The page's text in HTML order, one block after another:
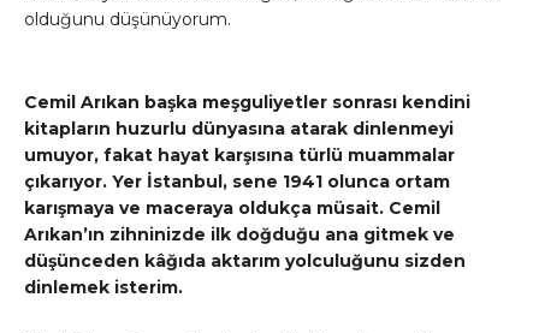
olduğunu düşünüyorum.
Cemil Arıkan başka meşguliyetler sonrası kendini
kitapların huzurlu dünyasına atarak dinlenmeyi
umuyor, fakat hayat karşısına türlü muammalar
çıkarıyor. Yer İstanbul, sene 1941 olunca ortam
karışmaya ve maceraya oldukça müsait. Cemil
Arıkan’ın zihninizde ilk doğduğu ana gitmek ve
düşünceden kâğıda aktarım yolculuğunu sizden
dinlemek isterim.